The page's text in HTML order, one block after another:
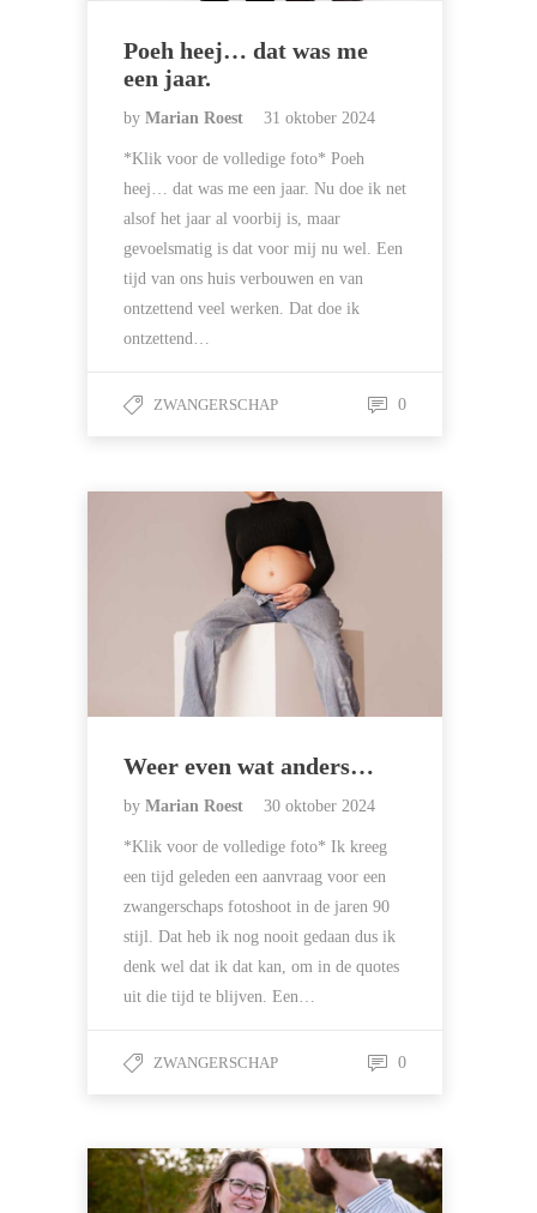
Poeh heej… dat was me
een jaar.
by Marian Roest 31 oktober 2024
*Klik voor de volledige foto* Poeh
heej… dat was me een jaar. Nu doe ik net
alsof het jaar al voorbij is, maar
gevoelsmatig is dat voor mij nu wel. Een
tijd van ons huis verbouwen en van
ontzettend veel werken. Dat doe ik
ontzettend…
ZWANGERSCHAP 0
Weer even wat anders…
by Marian Roest 30 oktober 2024
*Klik voor de volledige foto* Ik kreeg
een tijd geleden een aanvraag voor een
zwangerschaps fotoshoot in de jaren 90
stijl. Dat heb ik nog nooit gedaan dus ik
denk wel dat ik dat kan, om in de quotes
uit die tijd te blijven. Een…
ZWANGERSCHAP 0